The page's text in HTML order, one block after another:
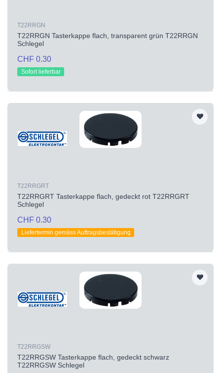
T22RRGN
T22RRGN Tasterkappe flach, transparent grün T22RRGN
Schlegel
CHF 0.30
Sofort lieferbar
T22RRGRT
T22RRGRT Tasterkappe flach, gedeckt rot T22RRGRT
Schlegel
CHF 0.30
Liefertermin gemäss Auftragsbestätigung
T22RRGSW
T22RRGSW Tasterkappe flach, gedeckt schwarz
T22RRGSW Schlegel